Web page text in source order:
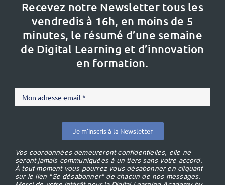
Recevez notre Newsletter tous les
vendredis à 16h, en moins de 5
minutes, le résumé d’une semaine
de Digital Learning et d’innovation
en formation.
Je m'inscris à la Newsletter
Vos coordonnées demeureront confidentielles, elle ne
seront jamais communiquées à un tiers sans votre accord.
À tout moment vous pourrez vous désabonner en cliquant
sur le lien "Se désabonner" de chacun de nos messages.